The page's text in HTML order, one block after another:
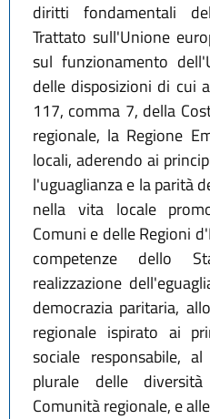
diritti fondamentali
Trattato sull'Unione
sul funzionamento
delle disposizioni di cui
117, comma 7, della
regionale, la Regione
locali, aderendo ai
l'uguaglianza e la parità
nella vita locale
Comuni e delle Regioni
competenze dello
realizzazione
democrazia paritaria,
regionale ispirato ai
sociale responsabile,
plurale delle
Comunità regionale, e